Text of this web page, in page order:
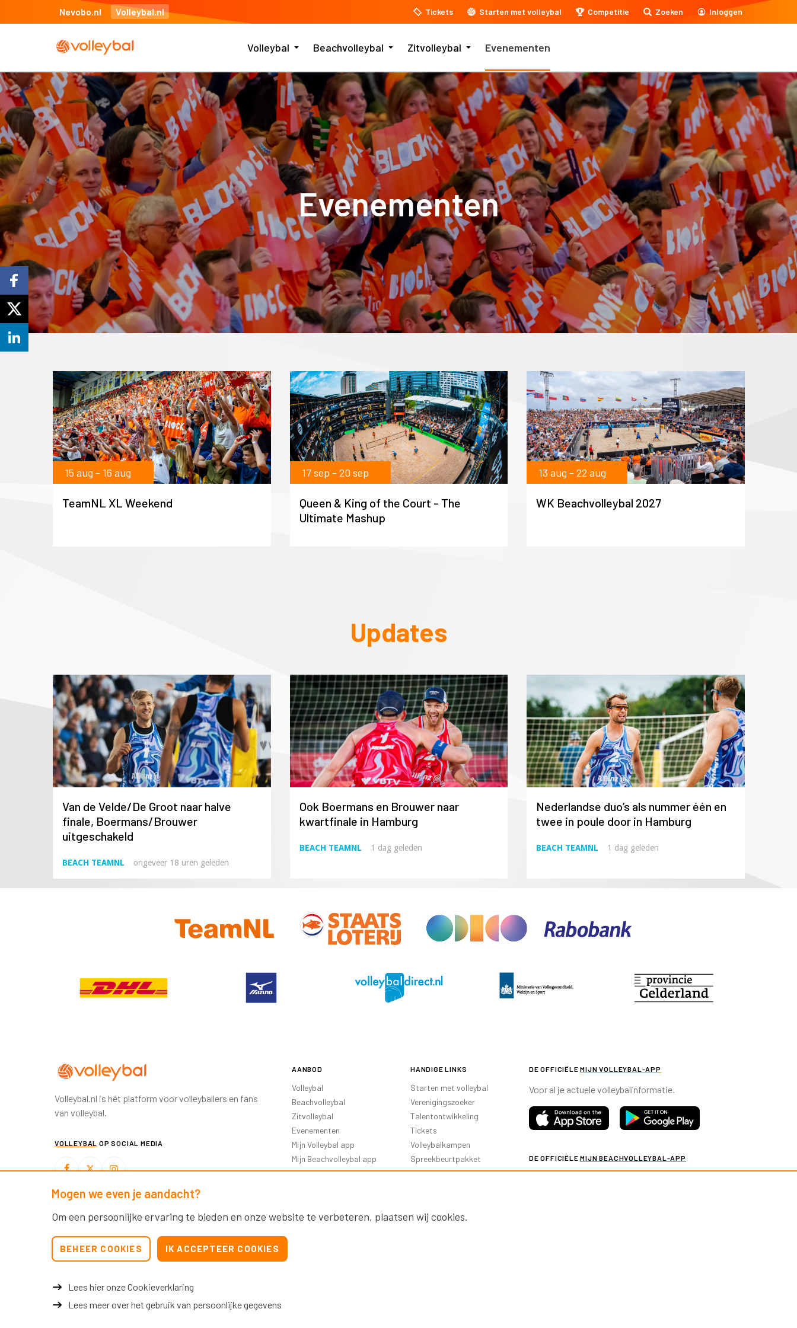
Nevobo.nl Volleybal.nl Tickets Starten met volleybal Competitie Zoeken Inloggen
Volleybal Beachvolleybal Zitvolleybal Evenementen
Evenementen
15 aug - 16 aug
TeamNL XL Weekend
17 sep - 20 sep
Queen & King of the Court - The
Ultimate Mashup
13 aug - 22 aug
WK Beachvolleybal 2027
Updates
Van de Velde/De Groot naar halve
finale, Boermans/Brouwer
uitgeschakeld
BEACH TEAMNL ongeveer 18 uren geleden
Ook Boermans en Brouwer naar
kwartfinale in Hamburg
BEACH TEAMNL 1 dag geleden
Nederlandse duo’s als nummer één en
twee in poule door in Hamburg
BEACH TEAMNL 1 dag geleden
Volleybal.nl is hét platform voor volleyballers en fans
van volleybal.
VOLLEYBAL OP SOCIAL MEDIA
AANBOD
Volleybal
Beachvolleybal
Zitvolleybal
Evenementen
Mijn Volleybal app
Mijn Beachvolleybal app
HANDIGE LINKS
Starten met volleybal
Verenigingszoeker
Talentontwikkeling
Tickets
Volleybalkampen
Spreekbeurtpakket
Oranje Ambassadeurs
DE OFFICIËLEMIJN VOLLEYBAL-APP
Voor al je actuele volleybalinformatie.
DE OFFICIËLEMIJN BEACHVOLLEYBAL-APP
© 2026 Nevobo
Mogen we even je aandacht?
Om een persoonlijke ervaring te bieden en onze website te verbeteren, plaatsen wij cookies.
BEHEER COOKIES IK ACCEPTEER COOKIES
Lees hier onze Cookieverklaring
Lees meer over het gebruik van persoonlijke gegevens